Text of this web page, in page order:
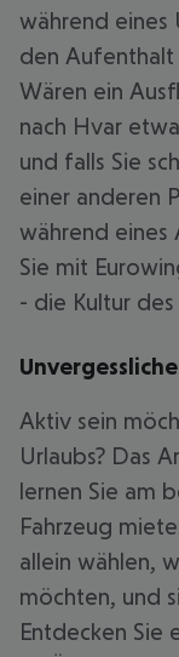
während eines
den Aufenthalt
Wären ein
nach Hvar
und falls Sie
einer anderen
während eines
Sie mit
- die Kultur
Aktiv sein
Urlaubs? Das
lernen Sie am
Fahrzeug
allein wählen,
möchten, und
Entdecken Sie